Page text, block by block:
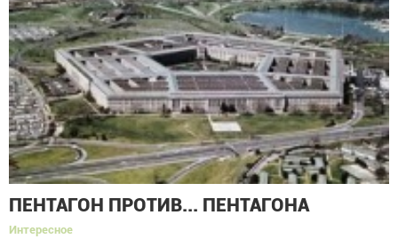
ПЕНТАГОН ПРОТИВ... ПЕНТАГОНА
Интересное